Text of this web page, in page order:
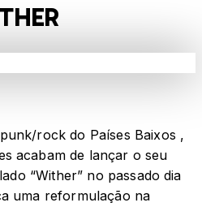
rock do Países Baixos ,
acabam de lançar o seu
“Wither” no passado dia
uma reformulação na